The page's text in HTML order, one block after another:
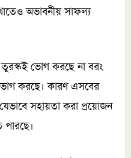
অভাবনীয় সাফল্য
ভোগ করছে না বরং
করছে। কারণ এসবের
সহায়তা করা প্রয়োজন